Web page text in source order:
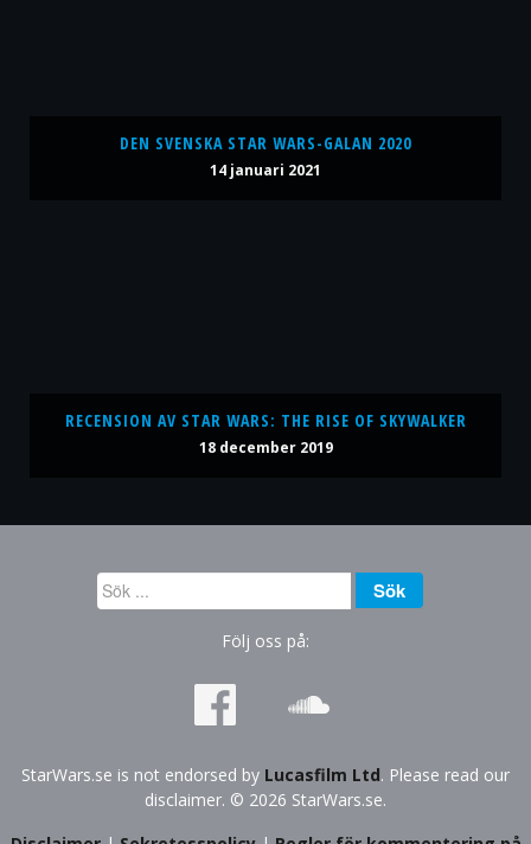
DEN SVENSKA STAR WARS-GALAN 2020
14 januari 2021
RECENSION AV STAR WARS: THE RISE OF SKYWALKER
18 december 2019
Sök
...
Sök
Följ oss på:
StarWars.se is not endorsed by Lucasfilm Ltd. Please read our
disclaimer. © 2026 StarWars.se.